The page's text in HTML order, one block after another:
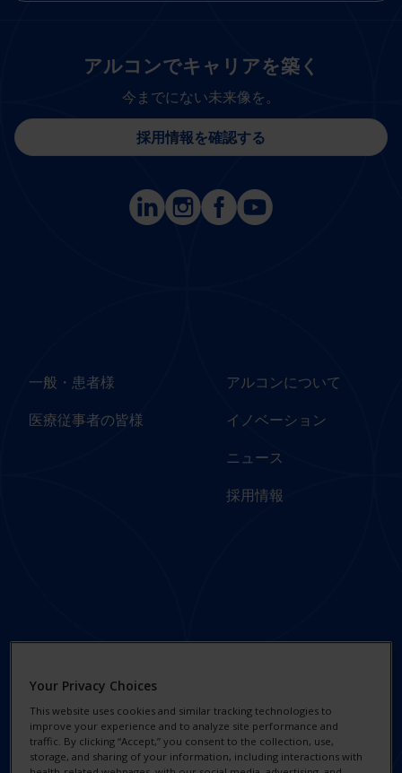
アルコンでキャリアを築く
今までにない未来像を。
採用情報を確認する
一般・患者様
医療従事者の皆様
アルコンについて
イノベーション
ニュース
採用情報
Japan
ソーシャルインパクトと
サステナビリティ
責任ある事業慣行
クッキーについて
権利の行使
Your Privacy Choices
This website uses cookies and similar tracking technologies to
improve your experience and to analyze site performance and
traffic. By clicking “Accept,” you consent to the collection, use,
storage, and sharing of your information, including interactions with